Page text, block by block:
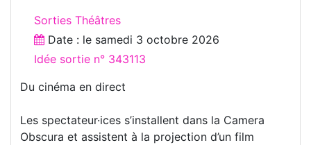
Sorties Théâtres
Date : le samedi 3 octobre 2026
Idée sortie n° 343113
Du cinéma en direct
Les spectateur·ices s’installent dans la Camera
Obscura et assistent à la projection d’un film